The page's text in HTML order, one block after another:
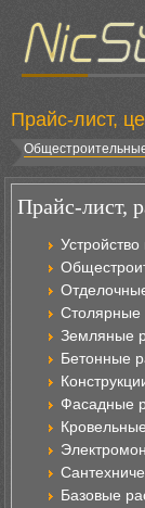
Прайс-лист,
Прайс-лист,
Столярные
Земляные
Бетонные
Фасадные
Базовые